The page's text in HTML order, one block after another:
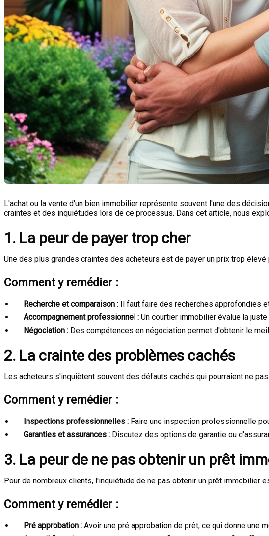
L'achat ou la vente d'un bien immobilier représente souvent l'une des
craintes et des inquiétudes lors de ce processus. Dans cet article, nous
1. La peur de payer trop cher
Une des plus grandes craintes des acheteurs est de payer un prix trop
Comment y remédier :
Recherche et comparaison : Il faut faire des recherches approfondies
Accompagnement professionnel : Un courtier immobilier évalue la
Négociation : Des compétences en négociation permet d'obtenir le
2. La crainte des problèmes cachés
Les acheteurs s'inquiètent souvent des défauts cachés qui pourraient ne
Comment y remédier :
Inspections professionnelles : Faire une inspection professionnelle
Garanties et assurances : Discutez des options de garantie ou
3. La peur de ne pas obtenir un prêt
Pour de nombreux clients, l'inquiétude de ne pas obtenir un prêt immobilier
Comment y remédier :
Pré approbation : Avoir une pré approbation de prêt, ce qui donne une